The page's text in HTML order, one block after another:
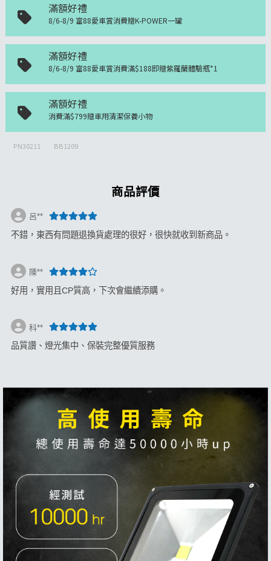
滿額好禮
8/6-8/9 富88愛車賞消費贈K-POWER一罐
滿額好禮
8/6-8/9 富88愛車賞消費滿$188即贈紫羅蘭體驗瓶*1
滿額好禮
消費滿$799贈車用清潔保養小物
PN30211 BB1209
商品評價
呂**
不錯，東西有問題退換貨處理的很好，很快就收到新商品。
陳**
好用，實用且CP質高，下次會繼續添購。
科**
品質讚、燈光集中、保裝完整優質服務